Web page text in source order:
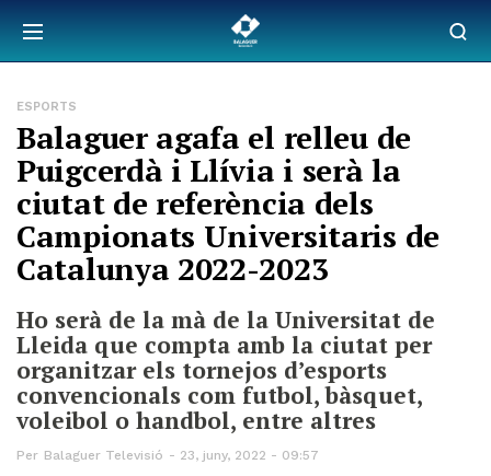
ESPORTS
Balaguer agafa el relleu de
Puigcerdà i Llívia i serà la
ciutat de referència dels
Campionats Universitaris de
Catalunya 2022-2023
Ho serà de la mà de la Universitat de
Lleida que compta amb la ciutat per
organitzar els tornejos d’esports
convencionals com futbol, bàsquet,
voleibol o handbol, entre altres
Per Balaguer Televisió 23, juny, 2022 - 09:57